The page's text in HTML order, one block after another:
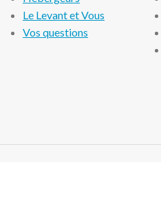
Le Levant et Vous
Vos questions